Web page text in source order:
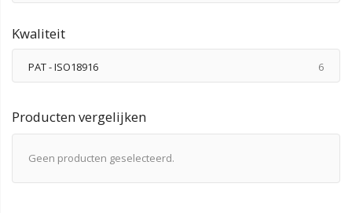
Kwaliteit
PAT - ISO18916 6
Producten vergelijken
Geen producten geselecteerd.